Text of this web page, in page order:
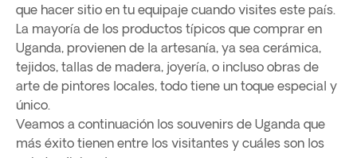
que hacer sitio en tu equipaje cuando visites este país.
La mayoría de los productos típicos que comprar en
Uganda, provienen de la artesanía, ya sea cerámica,
tejidos, tallas de madera, joyería, o incluso obras de
arte de pintores locales, todo tiene un toque especial y
único.
Veamos a continuación los souvenirs de Uganda que
más éxito tienen entre los visitantes y cuáles son los